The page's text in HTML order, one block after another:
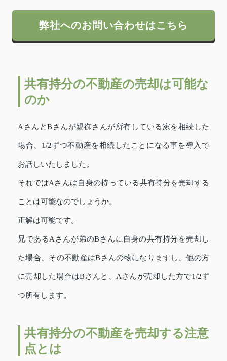
弊社へのお問い合わせはこちら
共有持分の不動産の売却は可能な
のか
AさんとBさんが親御さんが所有している家を相続した
場合、1/2ずつ不動産を相続したことになる事を導入で
お話しいたしました。
それではAさんは自身の持っている共有持分を売却する
ことは可能なのでしょうか。
正解は可能です。
兄であるAさんが弟のBさんに自身の共有持分を売却し
た場合、その不動産はBさんの物になりますし、他の方
に売却した場合はBさんと、Aさんが売却した方で1/2ず
つ所有します。
共有持分の不動産を売却する注意
点とは